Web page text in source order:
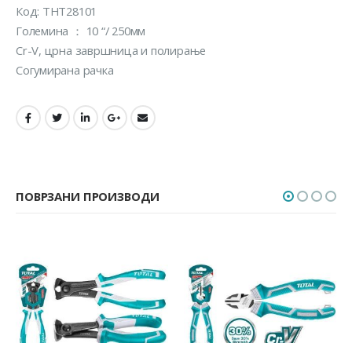
Код: THT28101
Големина ： 10 “/ 250мм
Cr-V, црна завршница и полирање
Согумирана рачка
ПОВРЗАНИ ПРОИЗВОДИ